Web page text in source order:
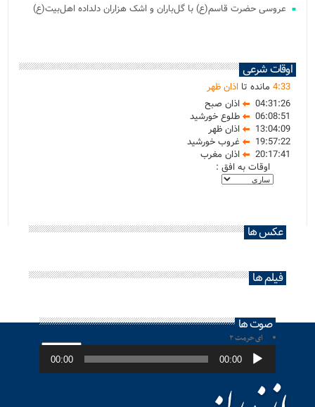
عروسی حضرت قاسم(ع) با گل‌باران و اشک هزاران دلداده اهل‌بیت(ع)
اوقات شرعی
4:33 مانده تااذان ظهر
04:31:26
اذان صبح
06:08:51
طلوع خورشید
13:04:09
اذان ظهر
19:57:22
غروب خورشید
20:17:41
اذان مغرب
اوقات به افق :
عکس ها
فیلم ها
صوت ها
ای حرمت ۲
پخش‌کننده
صوت 00:00
00:00